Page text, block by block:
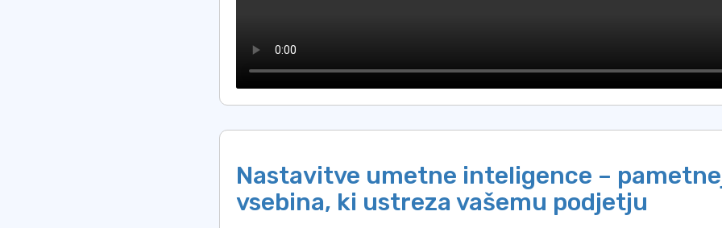
Nastavitve umetne inteligence –
vsebina, ki ustreza vašemu podjetju